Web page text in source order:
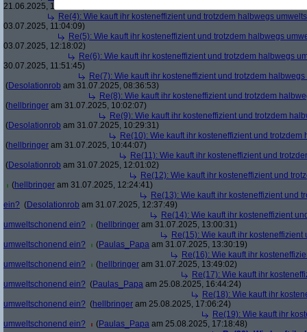
21.06.2025, 18:58:21)
Re(4): Wie kauft ihr kosteneffizient und trotzdem halbwegs
03.07.2025, 11:04:09)
Re(5): Wie kauft ihr kosteneffizient und trotzdem halbwegs
03.07.2025, 12:18:02)
Re(6): Wie kauft ihr kosteneffizient und trotzdem halbwegs
30.07.2025, 11:51:45)
Re(7): Wie kauft ihr kosteneffizient und trotzdem
(Desolationrob am 31.07.2025, 08:36:53)
Re(8): Wie kauft ihr kosteneffizient und trotzdem
(hellbringer am 31.07.2025, 10:02:07)
Re(9): Wie kauft ihr kosteneffizient und trotzdem
(Desolationrob am 31.07.2025, 10:29:31)
Re(10): Wie kauft ihr kosteneffizient und
(hellbringer am 31.07.2025, 10:44:07)
Re(11): Wie kauft ihr kosteneffizient und
(Desolationrob am 31.07.2025, 12:01:02)
Re(12): Wie kauft ihr kosteneffizient und
(hellbringer am 31.07.2025, 12:24:41)
Re(13): Wie kauft ihr kosteneffizient und
ein? (Desolationrob am 31.07.2025, 12:37:49)
Re(14): Wie kauft ihr kosteneffizient
umweltschonend ein?
(hellbringer am 31.07.2025, 13:00:31)
Re(15): Wie kauft ihr
umweltschonend ein?
(Paulas_Papa am 31.07.2025, 13:30:19)
Re(16): Wie kauft ihr
umweltschonend ein?
(hellbringer am 31.07.2025, 13:49:02)
Re(17): Wie kauft ihr
umweltschonend ein? (Paulas_Papa am 25.08.2025, 16:44:24)
Re(18): Wie kauft ihr
umweltschonend ein? (hellbringer am 25.08.2025, 17:06:24)
Re(19): Wie kauft ihr
umweltschonend ein?
(Paulas_Papa am 25.08.2025, 17:18:48)